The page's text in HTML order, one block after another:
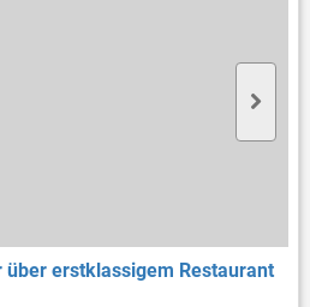
über erstklassigem Restaurant